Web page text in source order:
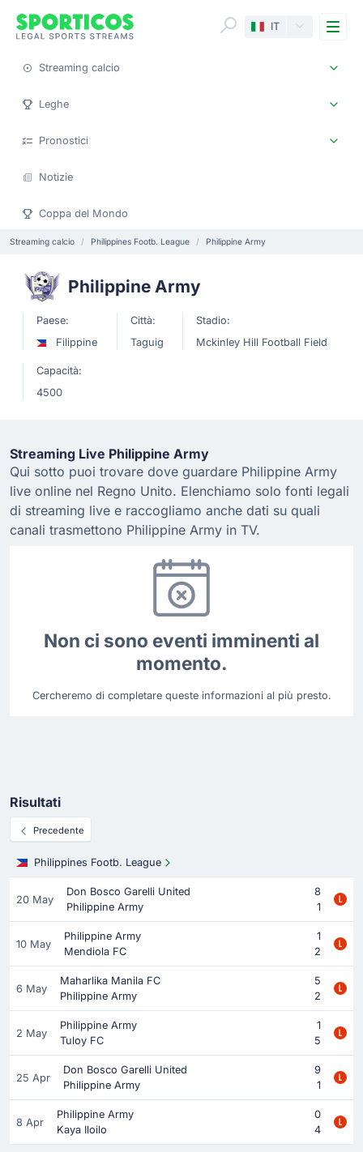
IT
Streaming calcio
Leghe
Pronostici
Notizie
Coppa del Mondo
Streaming calcio Philippines Footb. League Philippine Army
Philippine Army
Paese:
Filippine
Città:
Taguig
Stadio:
Mckinley Hill Football Field
Capacità:
4500
Streaming Live Philippine Army
Qui sotto puoi trovare dove guardare Philippine Army
live online nel Regno Unito. Elenchiamo solo fonti legali
di streaming live e raccogliamo anche dati su quali
canali trasmettono Philippine Army in TV.
Non ci sono eventi imminenti al
momento.
Cercheremo di completare queste informazioni al più presto.
Risultati
Precedente
Philippines Footb. League
20 May
Don Bosco Garelli United
8
Philippine Army
1
10 May
Philippine Army
1
Mendiola FC
2
6 May
Maharlika Manila FC
5
Philippine Army
2
2 May
Philippine Army
1
Tuloy FC
5
25 Apr
Don Bosco Garelli United
9
Philippine Army
1
8 Apr
Philippine Army
0
Kaya Iloilo
4